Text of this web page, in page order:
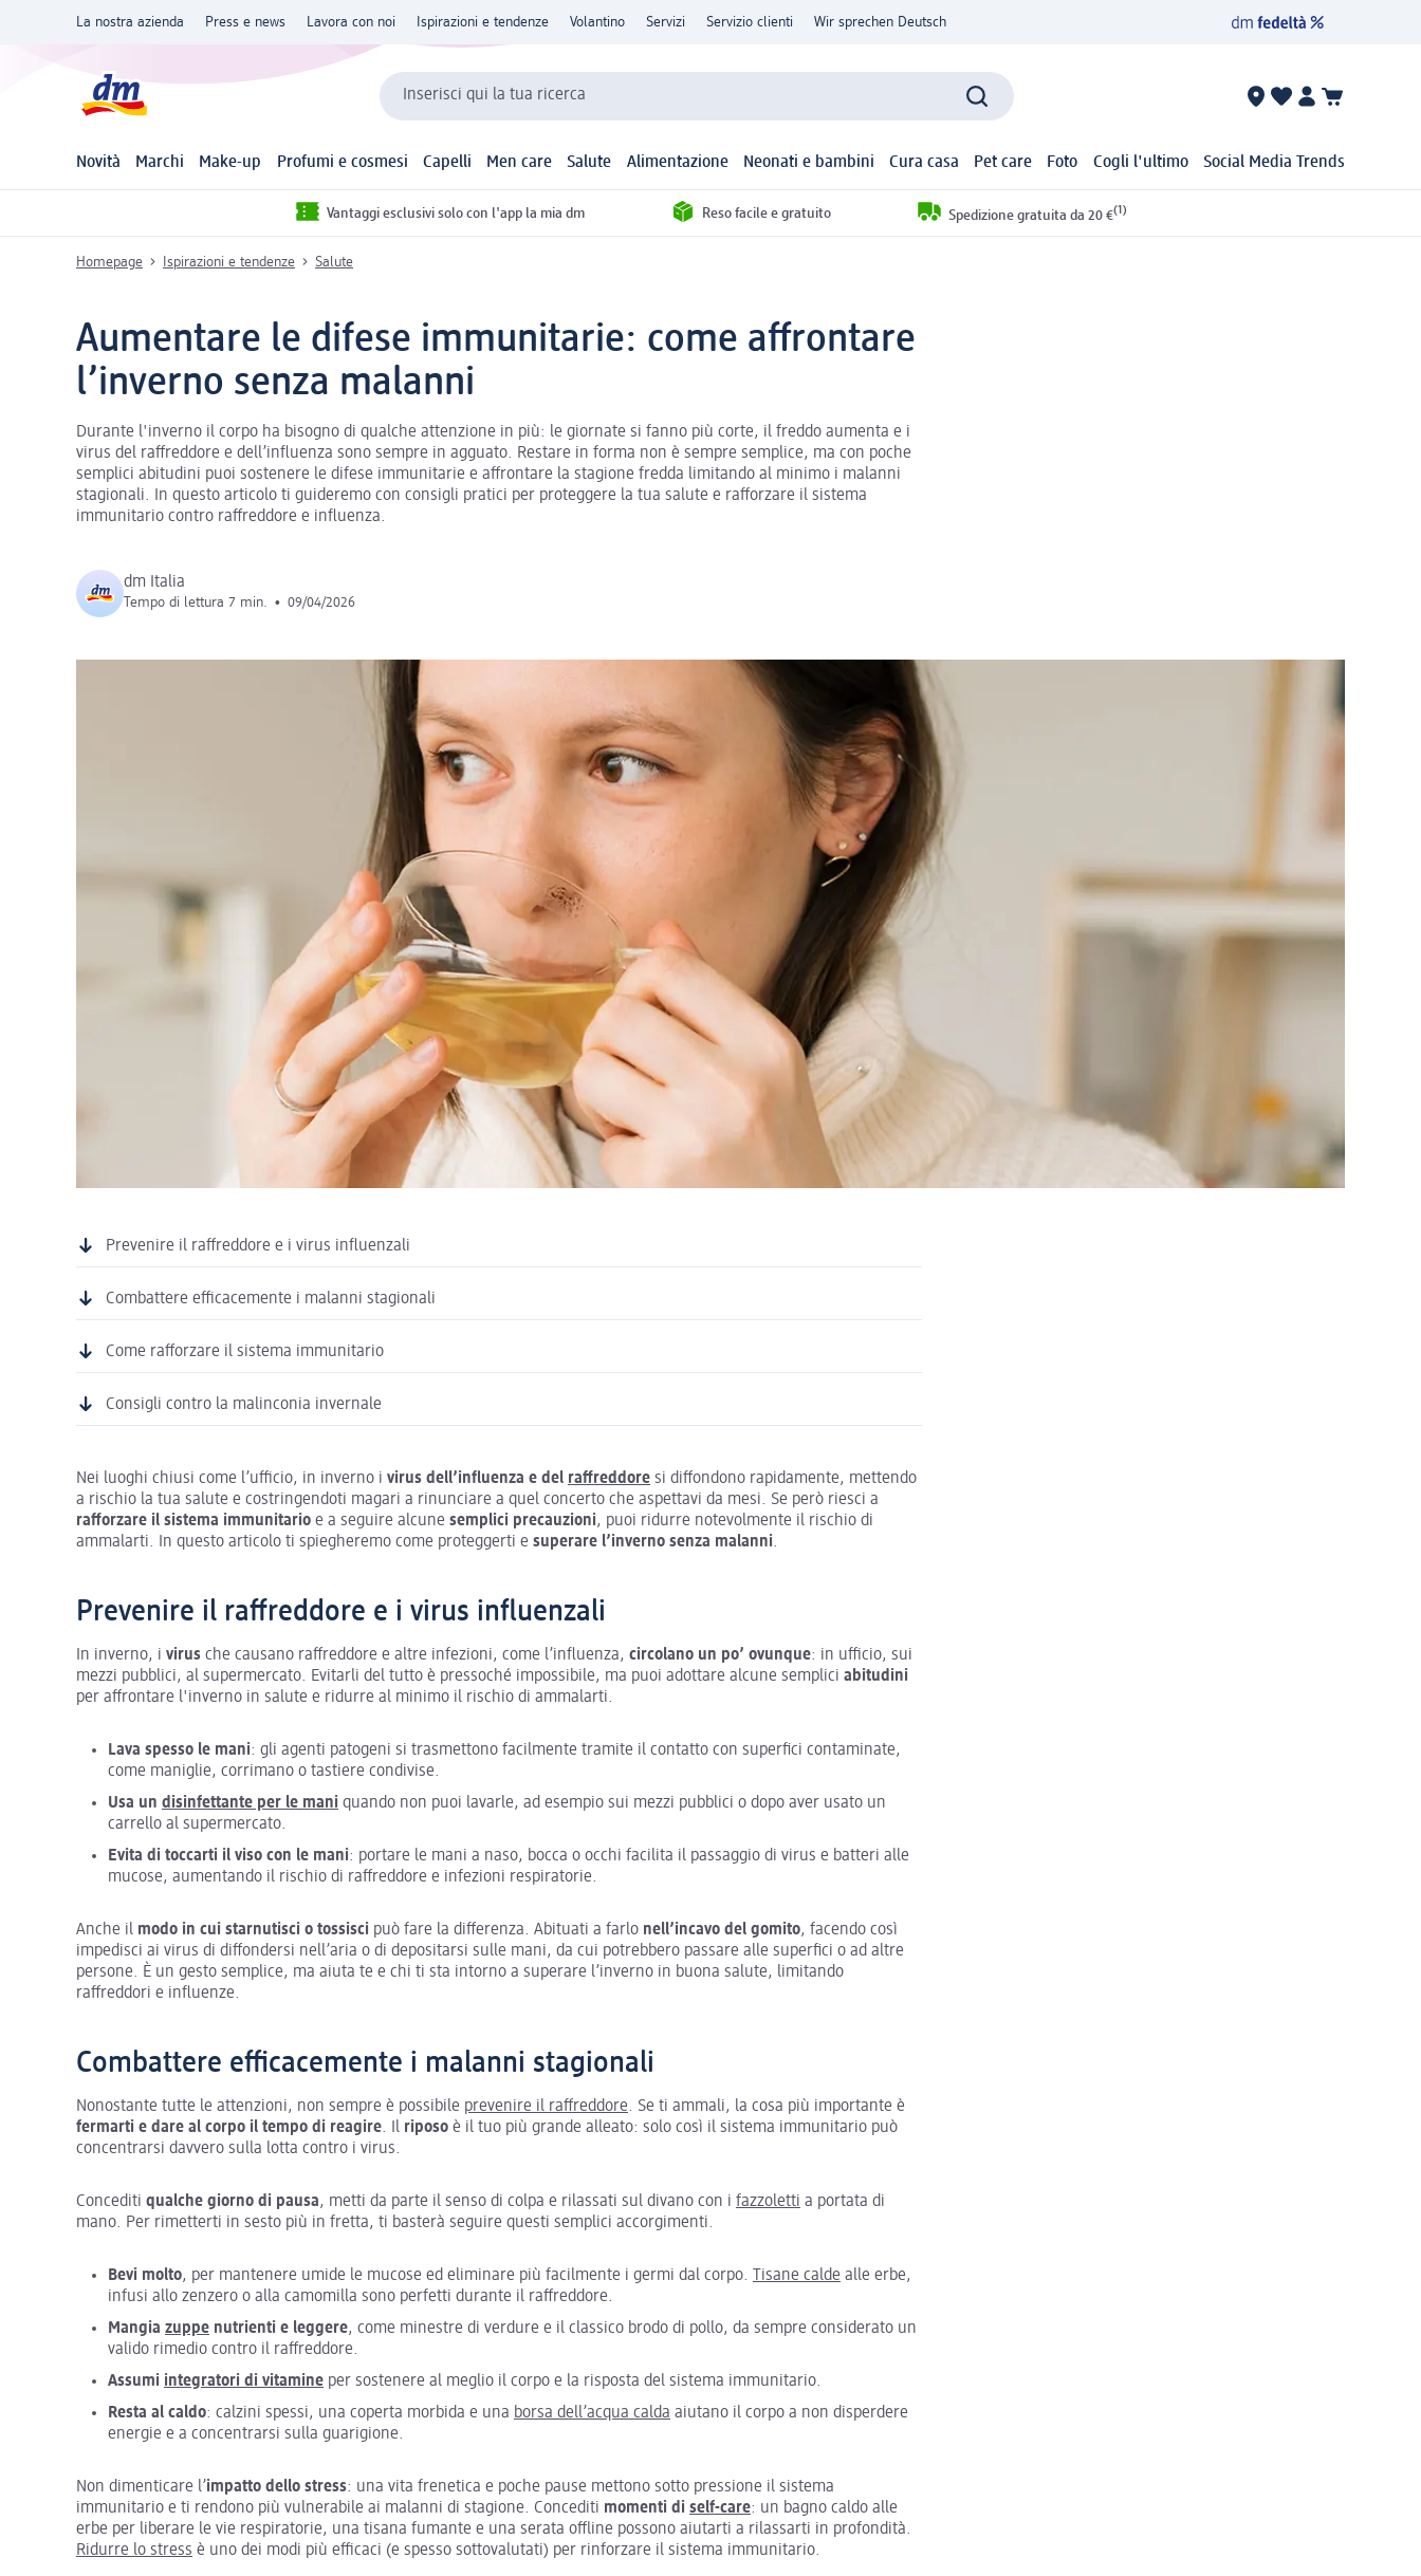
La nostra azienda Press e news Lavora con noi Ispirazioni e tendenze Volantino Servizi Servizio clienti Wir sprechen Deutsch
Inserisci qui la tua ricerca
Novità Marchi Make-up Profumi e cosmesi Capelli Men care Salute Alimentazione Neonati e bambini Cura casa Pet care Foto Cogli l'ultimo Social Media Trends
Vantaggi esclusivi solo con l'app la mia dm Reso facile e gratuito Spedizione gratuita da 20 €(1)
Homepage Ispirazioni e tendenze Salute
Aumentare le difese immunitarie: come affrontare
l’inverno senza malanni
Durante l'inverno il corpo ha bisogno di qualche attenzione in più: le giornate si fanno più corte, il freddo aumenta e i
virus del raffreddore e dell’influenza sono sempre in agguato. Restare in forma non è sempre semplice, ma con poche
semplici abitudini puoi sostenere le difese immunitarie e affrontare la stagione fredda limitando al minimo i malanni
stagionali. In questo articolo ti guideremo con consigli pratici per proteggere la tua salute e rafforzare il sistema
immunitario contro raffreddore e influenza.
dm Italia
Tempo di lettura 7 min. • 09/04/2026
Prevenire il raffreddore e i virus influenzali
Combattere efficacemente i malanni stagionali
Come rafforzare il sistema immunitario
Consigli contro la malinconia invernale
Nei luoghi chiusi come l’ufficio, in inverno i virus dell’influenza e del raffreddore si diffondono rapidamente, mettendo
a rischio la tua salute e costringendoti magari a rinunciare a quel concerto che aspettavi da mesi. Se però riesci a
rafforzare il sistema immunitario e a seguire alcune semplici precauzioni, puoi ridurre notevolmente il rischio di
ammalarti. In questo articolo ti spiegheremo come proteggerti e superare l’inverno senza malanni.
Prevenire il raffreddore e i virus influenzali
In inverno, i virus che causano raffreddore e altre infezioni, come l’influenza, circolano un po’ ovunque: in ufficio, sui
mezzi pubblici, al supermercato. Evitarli del tutto è pressoché impossibile, ma puoi adottare alcune semplici abitudini
per affrontare l'inverno in salute e ridurre al minimo il rischio di ammalarti.
Lava spesso le mani: gli agenti patogeni si trasmettono facilmente tramite il contatto con superfici contaminate,
come maniglie, corrimano o tastiere condivise.
Usa un disinfettante per le mani quando non puoi lavarle, ad esempio sui mezzi pubblici o dopo aver usato un
carrello al supermercato.
Evita di toccarti il viso con le mani: portare le mani a naso, bocca o occhi facilita il passaggio di virus e batteri alle
mucose, aumentando il rischio di raffreddore e infezioni respiratorie.
Anche il modo in cui starnutisci o tossisci può fare la differenza. Abituati a farlo nell’incavo del gomito, facendo così
impedisci ai virus di diffondersi nell’aria o di depositarsi sulle mani, da cui potrebbero passare alle superfici o ad altre
persone. È un gesto semplice, ma aiuta te e chi ti sta intorno a superare l’inverno in buona salute, limitando
raffreddori e influenze.
Combattere efficacemente i malanni stagionali
Nonostante tutte le attenzioni, non sempre è possibile prevenire il raffreddore. Se ti ammali, la cosa più importante è
fermarti e dare al corpo il tempo di reagire. Il riposo è il tuo più grande alleato: solo così il sistema immunitario può
concentrarsi davvero sulla lotta contro i virus.
Concediti qualche giorno di pausa, metti da parte il senso di colpa e rilassati sul divano con i fazzoletti a portata di
mano. Per rimetterti in sesto più in fretta, ti basterà seguire questi semplici accorgimenti.
Bevi molto, per mantenere umide le mucose ed eliminare più facilmente i germi dal corpo. Tisane calde alle erbe,
infusi allo zenzero o alla camomilla sono perfetti durante il raffreddore.
Mangia zuppe nutrienti e leggere, come minestre di verdure e il classico brodo di pollo, da sempre considerato un
valido rimedio contro il raffreddore.
Assumi integratori di vitamine per sostenere al meglio il corpo e la risposta del sistema immunitario.
Resta al caldo: calzini spessi, una coperta morbida e una borsa dell’acqua calda aiutano il corpo a non disperdere
energie e a concentrarsi sulla guarigione.
Non dimenticare l’impatto dello stress: una vita frenetica e poche pause mettono sotto pressione il sistema
immunitario e ti rendono più vulnerabile ai malanni di stagione. Concediti momenti di self-care: un bagno caldo alle
erbe per liberare le vie respiratorie, una tisana fumante e una serata offline possono aiutarti a rilassarti in profondità.
Ridurre lo stress è uno dei modi più efficaci (e spesso sottovalutati) per rinforzare il sistema immunitario.